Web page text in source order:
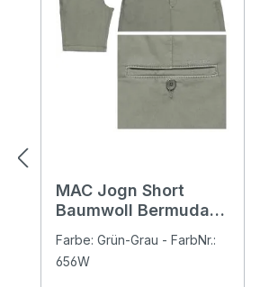
MAC Jogn Short
Baumwoll Bermuda
Farbe: Grün-Grau - FarbNr.:
656W